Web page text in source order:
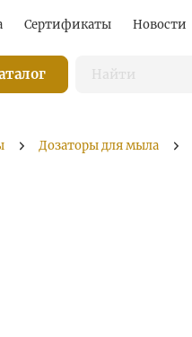
Сертификаты Новости
Дозаторы для мыла